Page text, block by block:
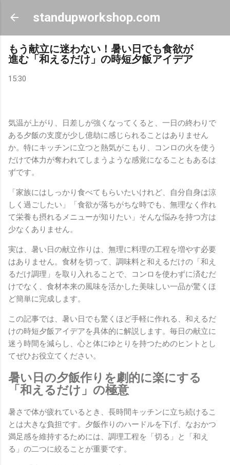
スキップしてメイン コンテンツに移動
standupworkshop.com
もう献立に迷わない！暑い日でも食欲が
進む「和えるだけ」の時短夕飯アイデア
15:30
気温が上がり、日差しが強くなってくると、一日の終わりで
ある夕飯の支度が少し億劫に感じられることはありません
か。特にキッチンに立つと熱気がこもり、コンロの火を使う
だけで体力が奪われてしまうような感覚になることもあるは
ずです。
「家族にはしっかり食べてもらいたいけれど、自分自身は涼
しく過ごしたい」「食欲が落ちがちな時でも、無理なく作れ
て栄養も摂れるメニューが知りたい」そんな悩みを持つ方は
少なくありません。
実は、暑い日の献立作りは、無理に料理の工程を増やす必要
はありません。食材を切って、調味料と和えるだけの「和え
るだけ調理」を取り入れることで、コンロを使わずに済むだ
けでなく、食材本来の風味を活かした美味しい一品が驚くほ
ど簡単に完成します。
この記事では、暑い日でも驚くほど手軽に作れる、和えるだ
けの時短夕飯アイデアを具体的に解説します。毎日の献立に
迷う時間を減らし、心と体にゆとりを持つためのヒントとし
てぜひお役立てください。
暑い日の夕飯作りを劇的に楽にする
「和えるだけ」の極意
暑さで体が疲れているとき、長時間キッチンに立ち続けるこ
とは大きな負担です。夕飯作りのハードルを下げ、なおかつ
満足感を維持するためには、調理工程を「切る」と「和え
る」の二つに絞ることが重要です。